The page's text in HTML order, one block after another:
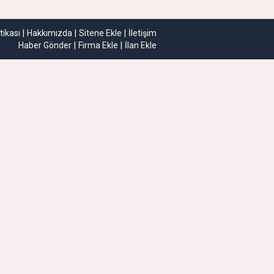
Hakkımızda Sitene Ekle
İletişim
Haber Gönder
Firma Ekle İlan Ekle